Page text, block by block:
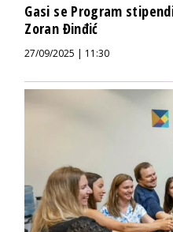
Gasi se Program
Zoran Đinđić
27/09/2025 | 11:30